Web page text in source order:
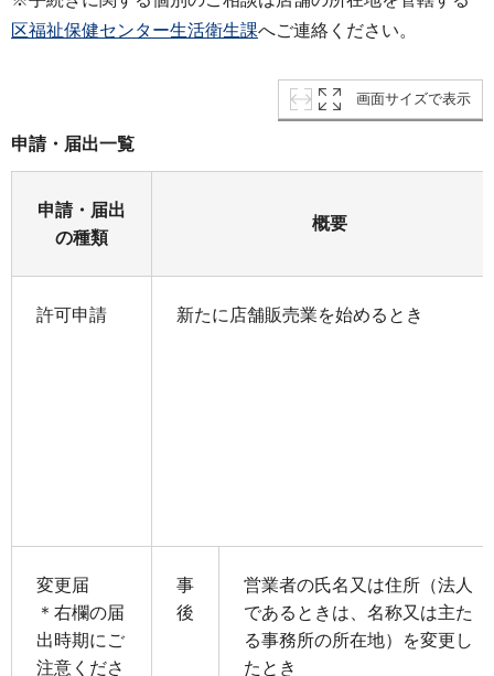
区福祉保健センター生活衛生課へご連絡ください。
画面サイズで表示
申請・届出一覧
申請・届出
の種類
概要
許可申請 新たに店舗販売業を始めるとき
変更届
＊右欄の届
出時期にご
注意くださ
事
後
営業者の氏名又は住所（法人
であるときは、名称又は主た
る事務所の所在地）を変更し
たとき